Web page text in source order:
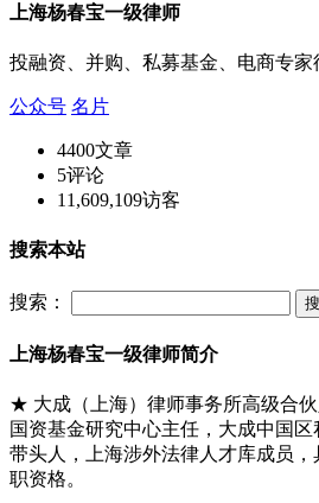
上海杨春宝一级律师
投融资、并购、私募基金、电商专家
公众号 名片
4400文章
5评论
11,609,109访客
搜索本站
搜索：
上海杨春宝一级律师简介
★ 大成（上海）律师事务所高级合伙
国资基金研究中心主任，大成中国
带头人，上海涉外法律人才库成员
职资格。